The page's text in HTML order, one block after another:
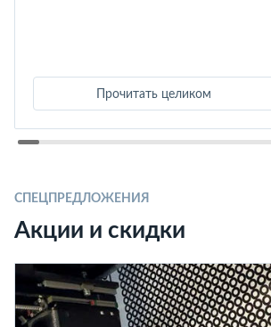
Прочитать целиком
СПЕЦПРЕДЛОЖЕНИЯ
Акции и скидки